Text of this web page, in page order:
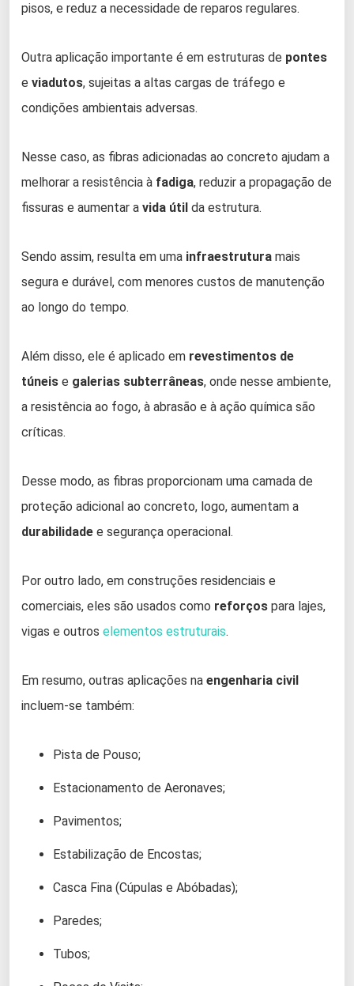
pisos, e reduz a necessidade de reparos regulares.
Outra aplicação importante é em estruturas de pontes
e viadutos, sujeitas a altas cargas de tráfego e
condições ambientais adversas.
Nesse caso, as fibras adicionadas ao concreto ajudam a
melhorar a resistência à fadiga, reduzir a propagação de
fissuras e aumentar a vida útil da estrutura.
Sendo assim, resulta em uma infraestrutura mais
segura e durável, com menores custos de manutenção
ao longo do tempo.
Além disso, ele é aplicado em revestimentos de
túneis e galerias subterrâneas, onde nesse ambiente,
a resistência ao fogo, à abrasão e à ação química são
críticas.
Desse modo, as fibras proporcionam uma camada de
proteção adicional ao concreto, logo, aumentam a
durabilidade e segurança operacional.
Por outro lado, em construções residenciais e
comerciais, eles são usados como reforços para lajes,
vigas e outros elementos estruturais.
Em resumo, outras aplicações na engenharia civil
incluem-se também:
Pista de Pouso;
Estacionamento de Aeronaves;
Pavimentos;
Estabilização de Encostas;
Casca Fina (Cúpulas e Abóbadas);
Paredes;
Tubos;